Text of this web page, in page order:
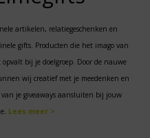
artikelen, relatiegeschenken en
gifts. Producten die het imago van
bij je doelgroep. Door de nauwe
wij creatief met je meedenken en
je giveaways aansluiten bij jouw
Lees meer >